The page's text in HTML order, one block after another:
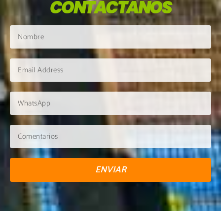
CONTACTÁNOS
ENVIAR